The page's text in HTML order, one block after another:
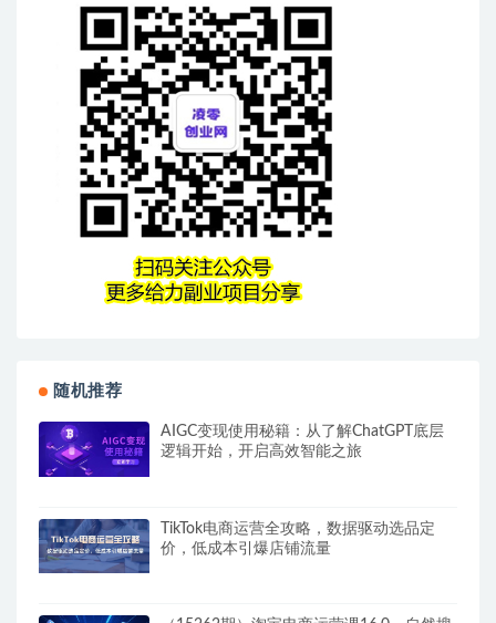
随机推荐
AIGC变现使用秘籍：从了解ChatGPT底层
逻辑开始，开启高效智能之旅
TikTok电商运营全攻略，数据驱动选品定
价，低成本引爆店铺流量